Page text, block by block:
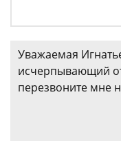
Уважаемая
исчерпывающий
перезвоните мне